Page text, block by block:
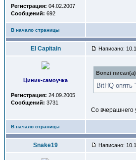
Регистрация: 04.02.2007
Сообщений: 692
В начало страницы
El Capitain Написано:
Циник-самоучка
Регистрация: 24.09.2005
Сообщений: 3731
Bonzi
BitHQ опять
Cо вчерашнего
В начало страницы
Snake19 Написано: